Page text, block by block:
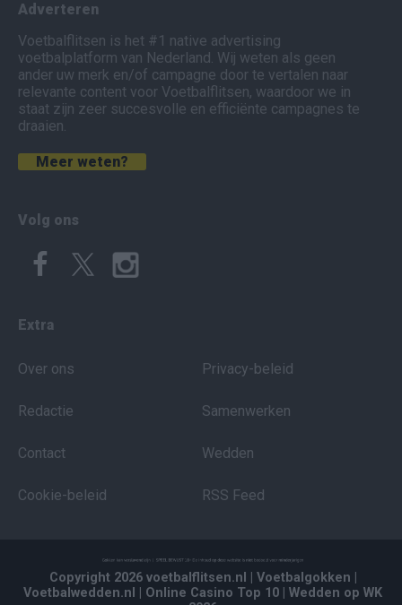
Adverteren
Voetbalflitsen is het #1 native advertising
voetbalplatform van Nederland. Wij weten als geen
ander uw merk en/of campagne door te vertalen naar
relevante content voor Voetbalflitsen, waardoor we in
staat zijn zeer succesvolle en efficiënte campagnes te
draaien.
Meer weten?
Volg ons
Extra
Over ons
Redactie
Contact
Cookie-beleid
Privacy-beleid
Samenwerken
Wedden
RSS Feed
Copyright 2026 voetbalflitsen.nl | Voetbalgokken
Voetbalwedden.nl
| Online Casino Top 10 | Wedden op WK